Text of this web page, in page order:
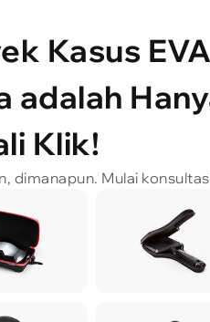
Kasus
adalah
Klik!
dimanapun. Mulai